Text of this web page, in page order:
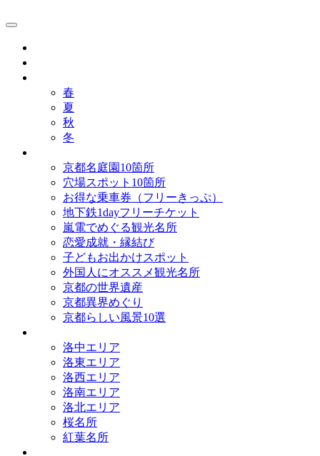
春
夏
秋
冬
京都名庭園10箇所
穴場スポット10箇所
お得な乗車券（フリーきっぷ）
地下鉄1dayフリーチケット
嵐電でめぐる観光名所
恋愛成就・縁結び
子どもお出かけスポット
外国人にオススメ観光名所
京都の世界遺産
京都異界めぐり
京都らしい風景10選
洛中エリア
洛東エリア
洛西エリア
洛南エリア
洛北エリア
桜名所
紅葉名所